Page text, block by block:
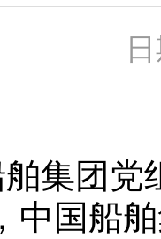
舶 日
团党
中国船